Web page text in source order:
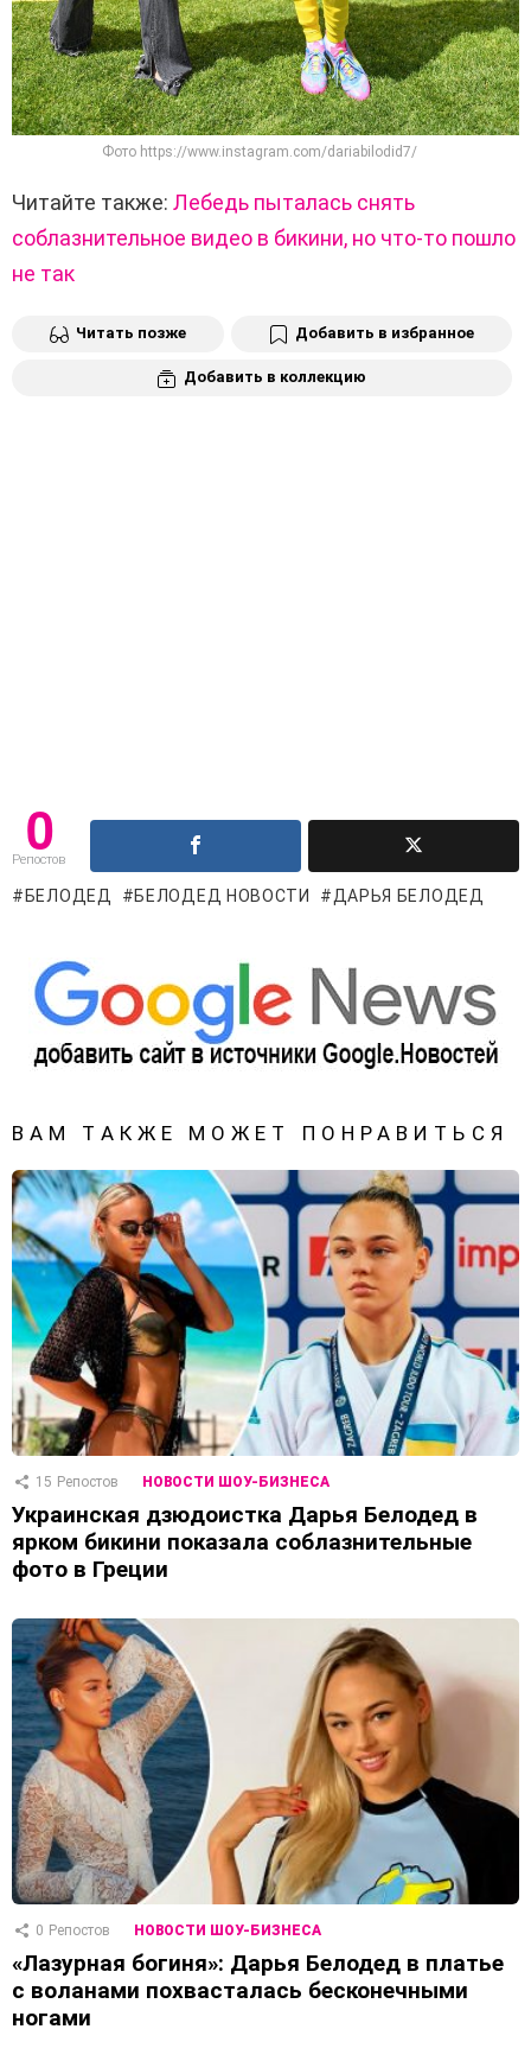
Фото https://www.instagram.com/dariabilodid7/
Читайте также: Лебедь пыталась снять
соблазнительное видео в бикини, но что-то пошло
не так
Читать позже Добавить в избранное
Добавить в коллекцию
0
Репостов
БЕЛОДЕД БЕЛОДЕД НОВОСТИ ДАРЬЯ БЕЛОДЕД
ВАМ ТАКЖЕ МОЖЕТ ПОНРАВИТЬСЯ
15 Репостов НОВОСТИ ШОУ-БИЗНЕСА
Украинская дзюдоистка Дарья Белодед в
ярком бикини показала соблазнительные
фото в Греции
0 Репостов НОВОСТИ ШОУ-БИЗНЕСА
«Лазурная богиня»: Дарья Белодед в платье
с воланами похвасталась бесконечными
ногами